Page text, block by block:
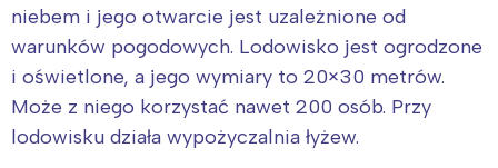
niebem i jego otwarcie jest uzależnione od
warunków pogodowych. Lodowisko jest ogrodzone
i oświetlone, a jego wymiary to 20×30 metrów.
Może z niego korzystać nawet 200 osób. Przy
lodowisku działa wypożyczalnia łyżew.